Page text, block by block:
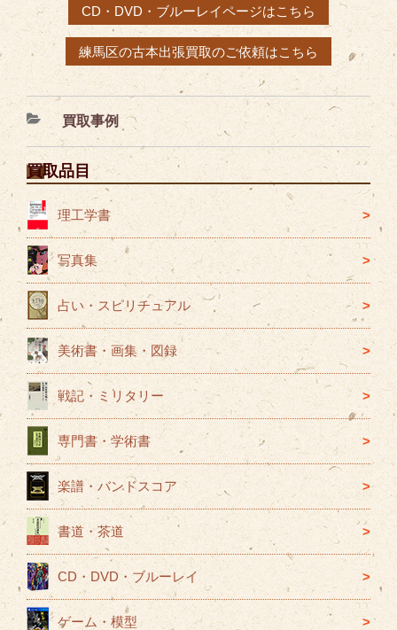
CD・DVD・ブルーレイページはこちら
練馬区の古本出張買取のご依頼はこちら
カ
テ
ゴ
リ
ー
買取事例
買取品目
理工学書
写真集
占い・スピリチュアル
美術書・画集・図録
戦記・ミリタリー
専門書・学術書
楽譜・バンドスコア
書道・茶道
CD・DVD・ブルーレイ
ゲーム・模型